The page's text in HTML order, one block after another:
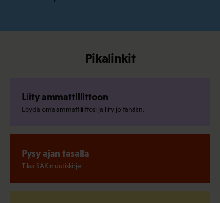
Pikalinkit
Liity ammattiliittoon
Löydä oma ammattiliittosi ja liity jo tänään.
Pysy ajan tasalla
Tilaa SAK:n uutiskirje.